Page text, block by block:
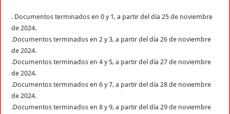
. Documentos terminados en 0 y 1, a partir del día 25 de noviembre
de 2024.
.Documentos terminados en 2 y 3, a partir del día 26 de noviembre
de 2024.
.Documentos terminados en 4 y 5, a partir del día 27 de noviembre
de 2024.
.Documentos terminados en 6 y 7, a partir del día 28 de noviembre
de 2024.
.Documentos terminados en 8 y 9, a partir del día 29 de noviembre